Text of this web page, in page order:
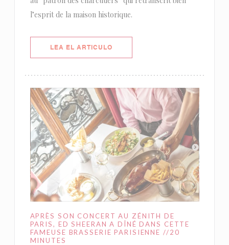
l’esprit de la maison historique.
LEA EL ARTICULO((ABRE EN UNA NUEVA
APRÈS SON CONCERT AU ZÉNITH DE
PARIS, ED SHEERAN A DÎNÉ DANS CETTE
FAMEUSE BRASSERIE PARISIENNE //20
MINUTES